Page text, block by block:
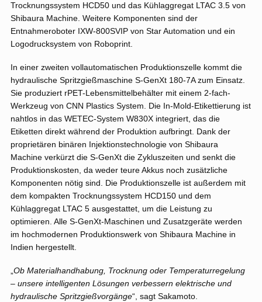
Trocknungssystem HCD50 und das Kühlaggregat LTAC 3.5 von
Shibaura Machine. Weitere Komponenten sind der
Entnahmeroboter IXW-800SVIP von Star Automation und ein
Logodrucksystem von Roboprint.
In einer zweiten vollautomatischen Produktionszelle kommt die
hydraulische Spritzgießmaschine S-GenXt 180-7A zum Einsatz.
Sie produziert rPET-Lebensmittelbehälter mit einem 2-fach-
Werkzeug von CNN Plastics System. Die In-Mold-Etikettierung ist
nahtlos in das WETEC-System W830X integriert, das die
Etiketten direkt während der Produktion aufbringt. Dank der
proprietären binären Injektionstechnologie von Shibaura
Machine verkürzt die S-GenXt die Zykluszeiten und senkt die
Produktionskosten, da weder teure Akkus noch zusätzliche
Komponenten nötig sind. Die Produktionszelle ist außerdem mit
dem kompakten Trocknungssystem HCD150 und dem
Kühlaggregat LTAC 5 ausgestattet, um die Leistung zu
optimieren. Alle S-GenXt-Maschinen und Zusatzgeräte werden
im hochmodernen Produktionswerk von Shibaura Machine in
Indien hergestellt.
Ob Materialhandhabung, Trocknung oder Temperaturregelung
– unsere intelligenten Lösungen verbessern elektrische und
hydraulische Spritzgießvorgänge“, sagt Sakamoto.